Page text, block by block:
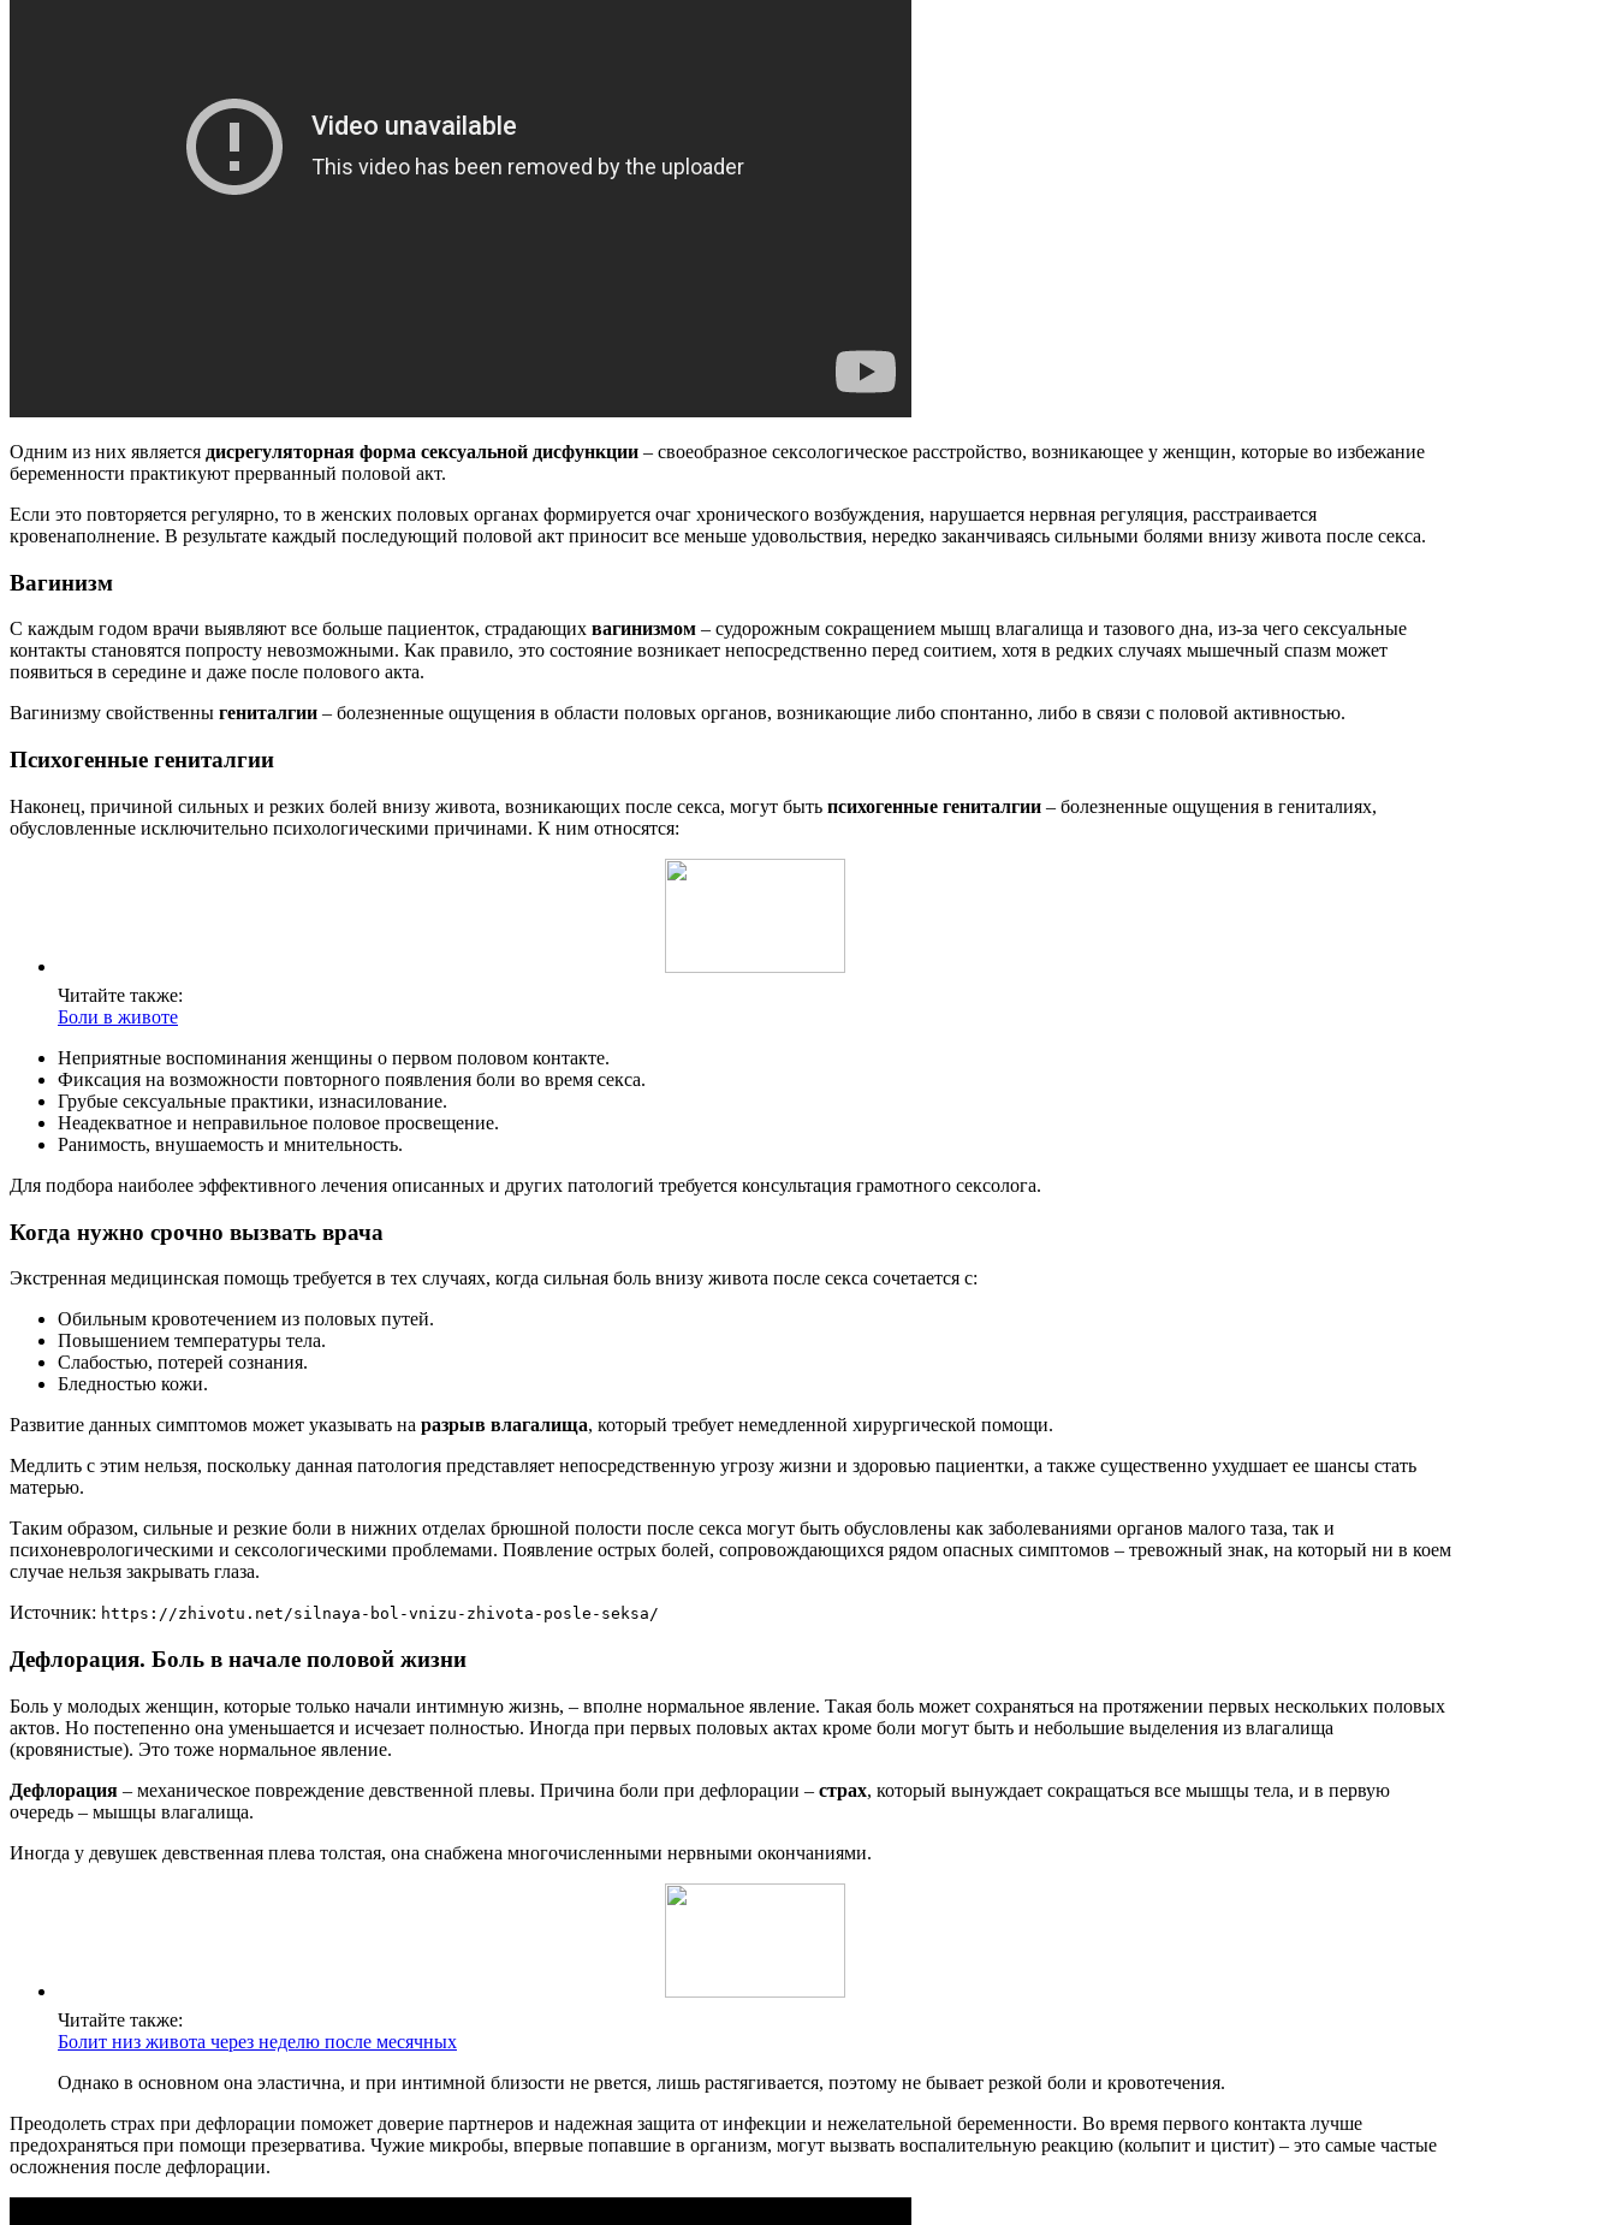
Одним из них является дисрегуляторная форма сексуальной дисфункции – своеобразное сексологическое расстройство, возникающее у женщин, которые во избежание
беременности практикуют прерванный половой акт.
Если это повторяется регулярно, то в женских половых органах формируется очаг хронического возбуждения, нарушается нервная регуляция, расстраивается
кровенаполнение. В результате каждый последующий половой акт приносит все меньше удовольствия, нередко заканчиваясь сильными болями внизу живота после секса.
Вагинизм
С каждым годом врачи выявляют все больше пациенток, страдающих вагинизмом – судорожным сокращением мышц влагалища и тазового дна, из-за чего сексуальные
контакты становятся попросту невозможными. Как правило, это состояние возникает непосредственно перед соитием, хотя в редких случаях мышечный спазм может
появиться в середине и даже после полового акта.
Вагинизму свойственны гениталгии – болезненные ощущения в области половых органов, возникающие либо спонтанно, либо в связи с половой активностью.
Психогенные гениталгии
Наконец, причиной сильных и резких болей внизу живота, возникающих после секса, могут быть психогенные гениталгии – болезненные ощущения в гениталиях,
обусловленные исключительно психологическими причинами. К ним относятся:
Читайте также:
Боли в животе
Неприятные воспоминания женщины о первом половом контакте.
Фиксация на возможности повторного появления боли во время секса.
Грубые сексуальные практики, изнасилование.
Неадекватное и неправильное половое просвещение.
Ранимость, внушаемость и мнительность.
Для подбора наиболее эффективного лечения описанных и других патологий требуется консультация грамотного сексолога.
Когда нужно срочно вызвать врача
Экстренная медицинская помощь требуется в тех случаях, когда сильная боль внизу живота после секса сочетается с:
Обильным кровотечением из половых путей.
Повышением температуры тела.
Слабостью, потерей сознания.
Бледностью кожи.
Развитие данных симптомов может указывать на разрыв влагалища, который требует немедленной хирургической помощи.
Медлить с этим нельзя, поскольку данная патология представляет непосредственную угрозу жизни и здоровью пациентки, а также существенно ухудшает ее шансы стать
матерью.
Таким образом, сильные и резкие боли в нижних отделах брюшной полости после секса могут быть обусловлены как заболеваниями органов малого таза, так и
психоневрологическими и сексологическими проблемами. Появление острых болей, сопровождающихся рядом опасных симптомов – тревожный знак, на который ни в коем
случае нельзя закрывать глаза.
Источник: https://zhivotu.net/silnaya-bol-vnizu-zhivota-posle-seksa/
Дефлорация. Боль в начале половой жизни
Боль у молодых женщин, которые только начали интимную жизнь, – вполне нормальное явление. Такая боль может сохраняться на протяжении первых нескольких половых
актов. Но постепенно она уменьшается и исчезает полностью. Иногда при первых половых актах кроме боли могут быть и небольшие выделения из влагалища
(кровянистые). Это тоже нормальное явление.
Дефлорация – механическое повреждение девственной плевы. Причина боли при дефлорации – страх, который вынуждает сокращаться все мышцы тела, и в первую
очередь – мышцы влагалища.
Иногда у девушек девственная плева толстая, она снабжена многочисленными нервными окончаниями.
Читайте также:
Болит низ живота через неделю после месячных
Однако в основном она эластична, и при интимной близости не рвется, лишь растягивается, поэтому не бывает резкой боли и кровотечения.
Преодолеть страх при дефлорации поможет доверие партнеров и надежная защита от инфекции и нежелательной беременности. Во время первого контакта лучше
предохраняться при помощи презерватива. Чужие микробы, впервые попавшие в организм, могут вызвать воспалительную реакцию (кольпит и цистит) – это самые частые
осложнения после дефлорации.